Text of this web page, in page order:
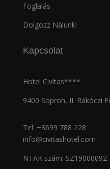
Foglalás
Dolgozz Nálunk!
Kapcsolat
Hotel Civitas****
9400 Sopron, II. Rákóczi
Tel: +3699 788 228
info@civitashotel.com
NTAK szám: SZ19000092